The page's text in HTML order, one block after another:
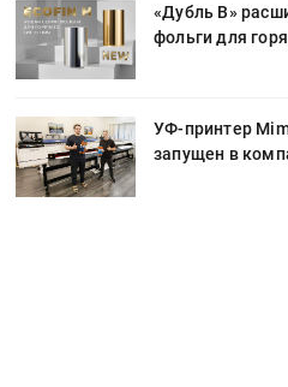
«Дубль В»
фольги для
УФ-принтер
запущен в